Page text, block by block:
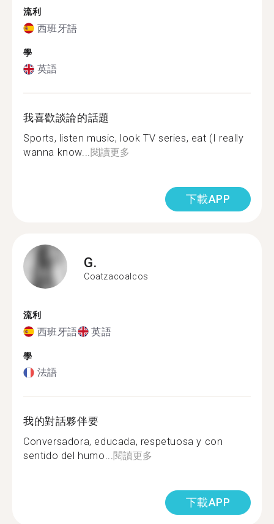
流利
西班牙語
學
英語
我喜歡談論的話題
Sports, listen music, look TV series, eat (I really
wanna know...閱讀更多
下載APP
G.
Coatzacoalcos
流利
西班牙語 英語
學
法語
我的對話夥伴要
Conversadora, educada, respetuosa y con
sentido del humo...閱讀更多
下載APP